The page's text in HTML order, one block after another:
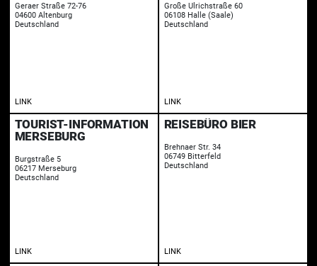
Geraer Straße 72-76
04600 Altenburg
Deutschland
LINK
Große Ulrichstraße 60
06108 Halle (Saale)
Deutschland
LINK
TOURIST-INFORMATION
MERSEBURG
Burgstraße 5
06217 Merseburg
Deutschland
LINK
REISEBÜRO BIER
Brehnaer Str. 34
06749 Bitterfeld
Deutschland
LINK